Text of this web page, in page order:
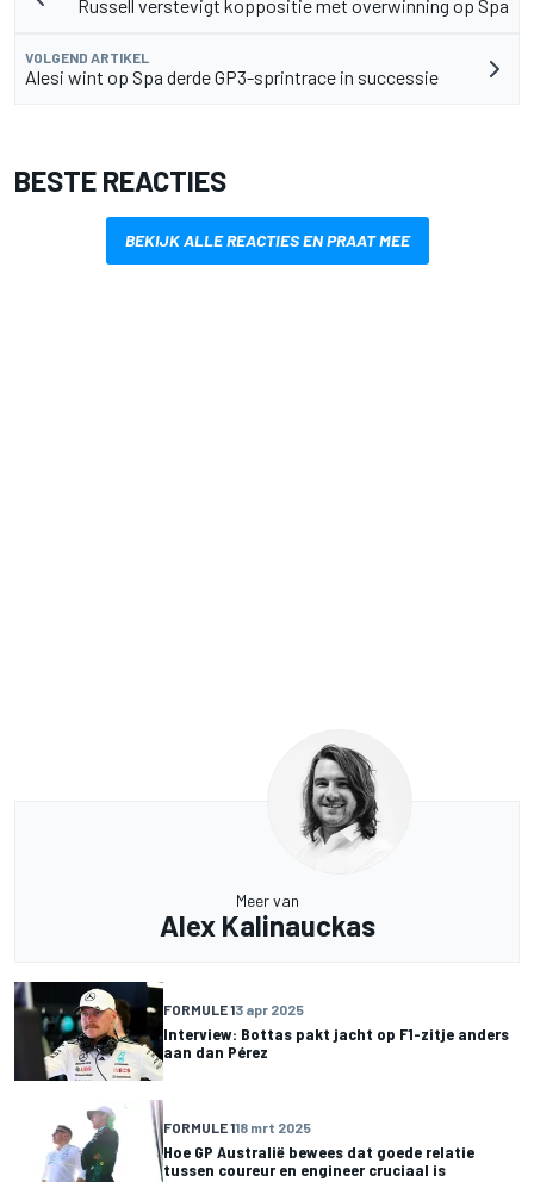
Russell verstevigt koppositie met overwinning op Spa
VOLGEND ARTIKEL
Alesi wint op Spa derde GP3-sprintrace in successie
BESTE REACTIES
BEKIJK ALLE REACTIES EN PRAAT MEE
Meer van
Alex Kalinauckas
FORMULE 13 apr 2025
Interview: Bottas pakt jacht op F1-zitje anders
aan dan Pérez
FORMULE 118 mrt 2025
Hoe GP Australië bewees dat goede relatie
tussen coureur en engineer cruciaal is